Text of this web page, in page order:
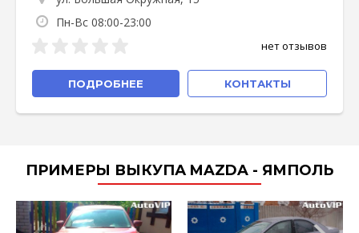
Пн-Вс 08:00-23:00
нет отзывов
ПОДРОБНЕЕ КОНТАКТЫ
ПРИМЕРЫ ВЫКУПА MAZDA - ЯМПОЛЬ